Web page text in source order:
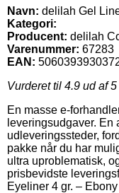
Navn: delilah Gel
Kategori:
Producent: delilah
Varenummer: 67283
EAN:
Vurderet til 4.9 ud af
En masse e-
leveringsudgaver. En
udleveringssteder,
pakke når du har
ultra uproblematisk,
prisbevidste
Eyeliner 4 gr. – Ebony